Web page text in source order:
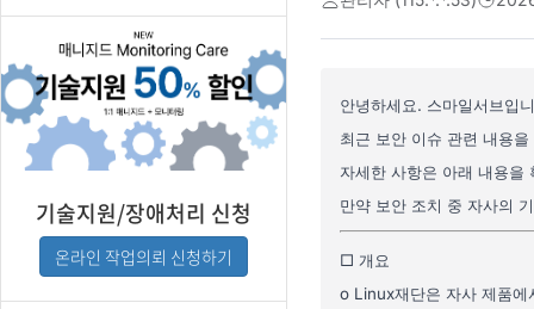
기술지원/장애처리 신청
온라인 작업의뢰 신청하기